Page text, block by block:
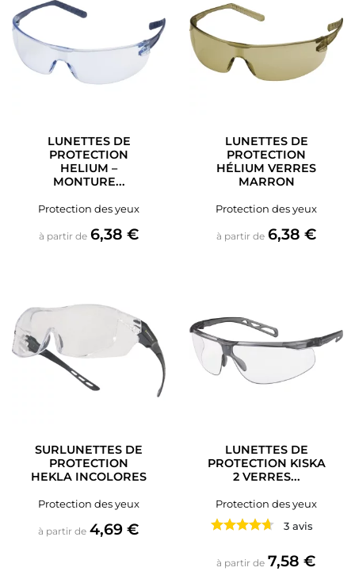
LUNETTES DE
PROTECTION
HELIUM –
MONTURE...
Protection des yeux
à partir de Prix
6,38 €
LUNETTES DE
PROTECTION
HÉLIUM VERRES
MARRON
Protection des yeux
à partir de Prix
6,38 €
SURLUNETTES DE
PROTECTION
HEKLA INCOLORES
Protection des yeux
à partir de Prix
4,69 €
LUNETTES DE
PROTECTION KISKA
2 VERRES...
Protection des yeux
3 avis
à partir de Prix
7,58 €